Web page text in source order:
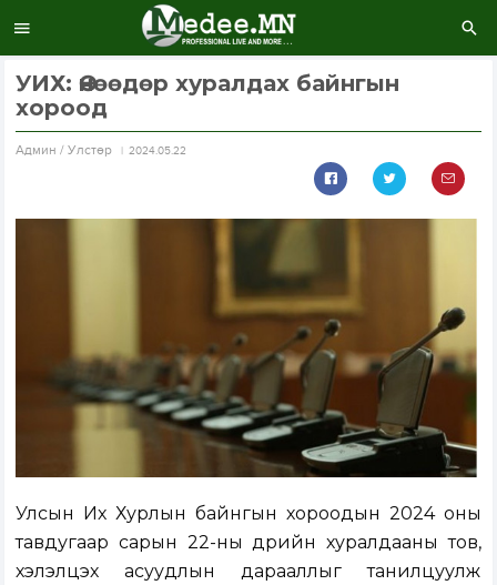
УИХ: Өнөөдөр хуралдах байнгын
хороод
Aдмин / Улстөр 2024.05.22
Улсын Их Хурлын байнгын хороодын 2024 оны
тавдугаар сарын 22-ны өдрийн хуралдааны тов,
хэлэлцэх асуудлын дарааллыг танилцуулж